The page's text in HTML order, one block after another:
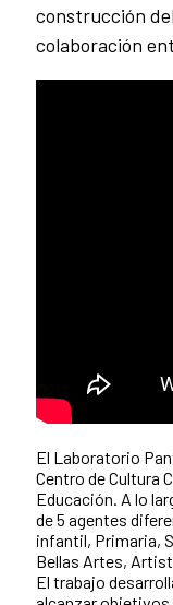
construcción
colaboración
El Laboratorio
Centro de Cultura
Educación. A lo
de 5 agentes
infantil, Primaria,
Bellas Artes,
El trabajo